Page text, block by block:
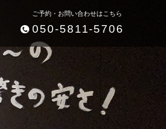
ご予約・お問い合わせはこちら
050-5811-5706